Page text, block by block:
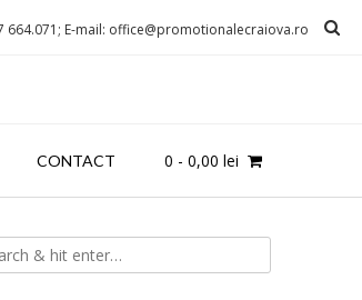
664.071; E-mail: office@promotionalecraiova.ro
CONTACT 0 - 0,00 lei